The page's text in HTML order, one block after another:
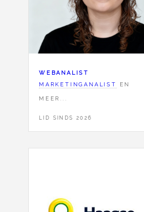
WEBANALIST
MARKETINGANALIST
EN
MEER...
LID SINDS 2026